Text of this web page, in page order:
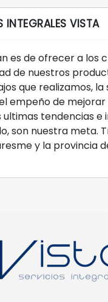
INTEGRALES VISTA
es de ofrecer a los
de nuestros
que realizamos,
empeño de
ultimas tendencias e
son nuestra meta.
y la provincia